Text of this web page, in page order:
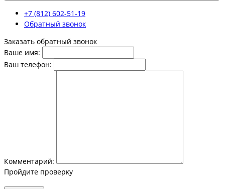
+7 (812) 602-51-19
Обратный звонок
Заказать обратный звонок
Ваше имя:
Ваш телефон:
Комментарий:
Пройдите проверку